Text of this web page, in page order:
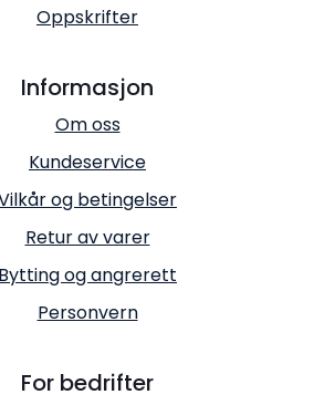
Oppskrifter
Informasjon
Om oss
Kundeservice
og betingelser
Retur av varer
Bytting og angrerett
Personvern
For bedrifter